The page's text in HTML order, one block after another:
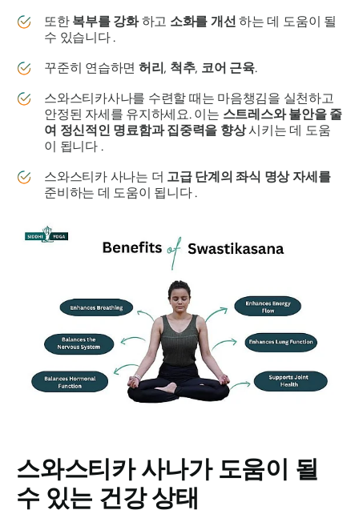
또한 복부를 강화하고 소화를 개선 하는 데 도움이 될
수 있습니다 .
꾸준히 연습하면 허리 , 척추, 코어 근육.
스와스티카사나를 수련할 때는 마음챙김을 실천하고
안정된 자세를 유지하세요. 이는 스트레스와 불안을 줄
여 정신적인 명료함과 집중력을 향상시키는 데 도움
이 됩니다 .
스와스티카 사나는 더 고급 단계의 좌식 명상 자세를
준비하는 데 도움이 됩니다 .
스와스티카사나가 도움이 될
수 있는 건강 상태